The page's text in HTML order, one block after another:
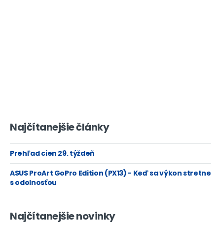
Najčítanejšie články
Prehľad cien 29. týždeň
ASUS ProArt GoPro Edition (PX13) - Keď sa výkon stretne
s odolnosťou
Najčítanejšie novinky